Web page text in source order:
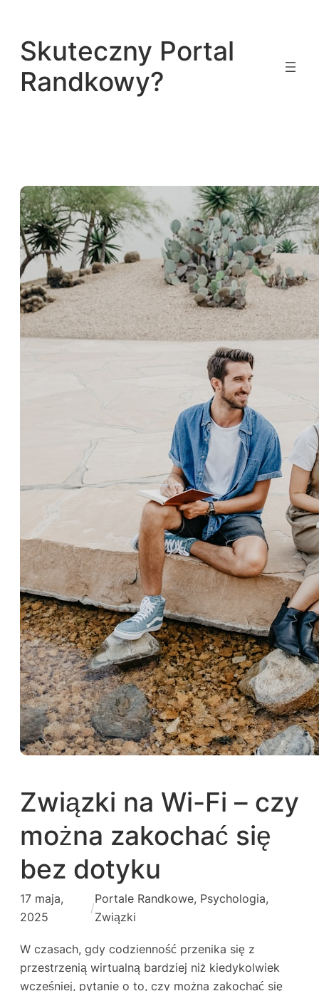
treści
Skuteczny Portal
Randkowy?
Związki na Wi-Fi – czy
można zakochać się
bez dotyku
17 maja,
2025
/
Portale Randkowe, Psychologia
Związki
W czasach, gdy codzienność przenika się z
przestrzenią wirtualną bardziej niż kiedykolwiek
wcześniej, pytanie o to, czy można zakochać się